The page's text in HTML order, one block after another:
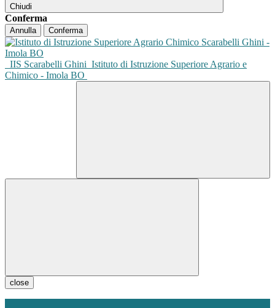
Chiudi
Conferma
Annulla Conferma
IIS Scarabelli Ghini Istituto di Istruzione Superiore Agrario e
Chimico - Imola BO
close